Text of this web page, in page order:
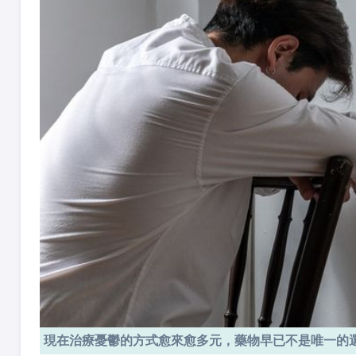
現在治療憂鬱的方式愈來愈多元，藥物早已不是唯一的